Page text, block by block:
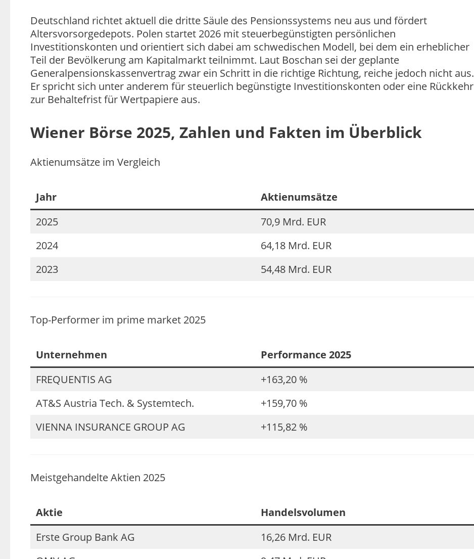
Deutschland richtet aktuell die dritte Säule des Pensionssystems neu aus und fördert
Altersvorsorgedepots. Polen startet 2026 mit steuerbegünstigten persönlichen
Investitionskonten und orientiert sich dabei am schwedischen Modell, bei dem ein erheblicher
Teil der Bevölkerung am Kapitalmarkt teilnimmt. Laut Boschan sei der geplante
Generalpensionskassenvertrag zwar ein Schritt in die richtige Richtung, reiche jedoch nicht aus.
Er spricht sich unter anderem für steuerlich begünstigte Investitionskonten oder eine Rückkehr
zur Behaltefrist für Wertpapiere aus.
Wiener Börse 2025, Zahlen und Fakten im Überblick
Aktienumsätze im Vergleich
Jahr
Aktienumsätze
2025
70,9 Mrd. EUR
2024
64,18 Mrd. EUR
2023
54,48 Mrd. EUR
Top-Performer im prime market 2025
Unternehmen
Performance 2025
FREQUENTIS AG
+163,20 %
AT&S Austria Tech. & Systemtech.
+159,70 %
VIENNA INSURANCE GROUP AG
+115,82 %
Meistgehandelte Aktien 2025
Aktie
Handelsvolumen
Erste Group Bank AG
16,26 Mrd. EUR